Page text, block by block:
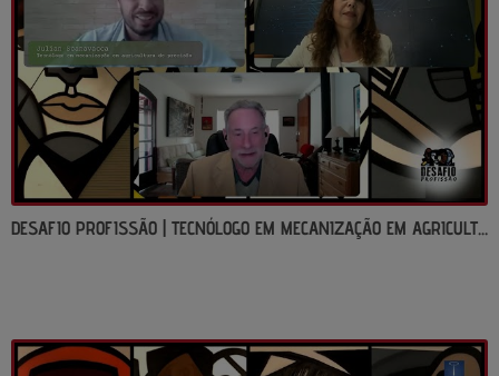
DESAFIO PROFISSÃO | TECNÓLOGO EM MECANIZAÇÃO EM AGRICULTURA DE PRECISÃO